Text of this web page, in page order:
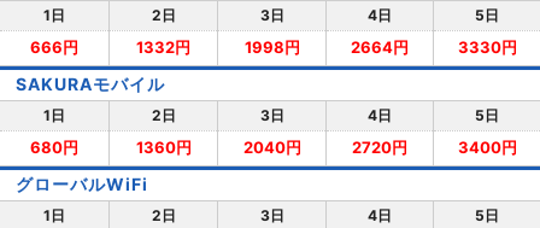
1日 2日 3日 4日 5日
666円 1332円 1998円 2664円 3330円
SAKURAモバイル
1日 2日 3日 4日 5日
680円 1360円 2040円 2720円 3400円
グローバルWiFi
1日 2日 3日 4日 5日